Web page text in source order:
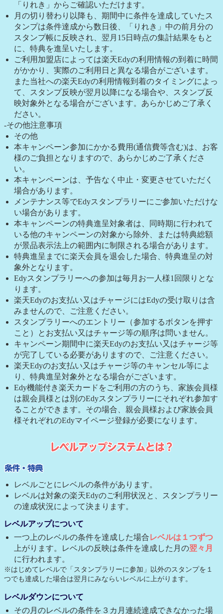
「りれき」からご確認いただけます。
月の切り替わり以降も、期間中に条件を達成していたス
タンプは条件達成から数日後、「りれき」中の前月分の
スタンプ帳に反映され、翌月15日時点の集計結果をもと
に、特典を進呈いたします。
ご利用加盟店によっては楽天Edyの利用情報の到着に時間
がかかり、実際のご利用日と異なる場合がございます。
また当社への楽天Edyの利用情報到着のタイミングによっ
て、スタンプ反映が翌月以降になる場合や、スタンプ反
映対象外となる場合がございます。あらかじめご了承く
ださい。
-その他注意事項
その他
本キャンペーン参加にかかる費用(通信費等含む)は、お客
様のご負担となりますので、あらかじめご了承くださ
い。
本キャンペーンは、予告なく中止・変更させていただく
場合があります。
メンテナンス等でEdyスタンプラリーにご参加いただけな
い場合があります。
本キャンペーンの特典進呈対象者は、同時期に行われて
いる他のキャンペーンの対象から除外、または特典総額
が景品表示法上の範囲内に制限される場合があります。
特典進呈までに楽天会員を退会した場合、特典進呈の対
象外となります。
Edyスタンプラリーへの参加は毎月お一人様1回限りとな
ります。
楽天Edyのお支払い又はチャージにはEdyの受け取りは含
みませんので、ご注意ください。
スタンプラリーへのエントリー（参加するボタンを押す
こと）とお支払い又はチャージ等の順序は問いません。
キャンペーン期間中に楽天Edyのお支払い又はチャージ等
が完了している必要がありますので、ご注意ください。
楽天Edyのお支払い又はチャージ等のキャンセル等によ
り、特典進呈対象外となる場合がございます。
Edy機能付き楽天カードをご利用の方のうち、家族会員様
は親会員様とは別のEdyスタンプラリーにそれぞれ参加す
ることができます。その場合、親会員様および家族会員
様それぞれのEdyマイページ登録が必要になります。
レベルごとにレベルの条件があります。
レベルは対象の楽天Edyのご利用状況と、スタンプラリー
の達成状況によって決まります。
レベルアップについて
一つ上のレベルの条件を達成した場合レベルは１つずつ
上がります。レベルの反映は条件を達成した月の翌々月
に行われます。
※はじめてレベルで「スタンプラリーに参加」以外のスタンプを１
つでも達成した場合は翌月にみならいレベルに上がります。
レベルダウンについて
その月のレベルの条件を３カ月連続達成できなかった場